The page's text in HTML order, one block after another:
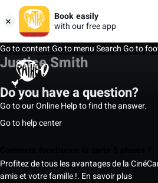
Book easily
with our free app
Go to contentGo to menuSearchGo to
Justice Smith
Do you have a question?
Go to our Online Help to find the answer.
Go to help center
Profitez de tous les avantages de la
amis et votre famille !. En savoir plus